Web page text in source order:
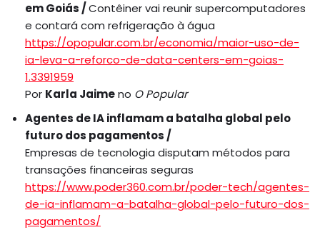
em Goiás /Contêiner vai reunir supercomputadores
e contará com refrigeração à água
https://opopular.com.br/economia/maior-uso-de-
ia-leva-a-reforco-de-data-centers-em-goias-
1.3391959
Por Karla Jaimeno O Popular
Agentes de IA inflamam a batalha global pelo
futuro dos pagamentos /
Empresas de tecnologia disputam métodos para
transações financeiras seguras
https://www.poder360.com.br/poder-tech/agentes-
de-ia-inflamam-a-batalha-global-pelo-futuro-dos-
pagamentos/